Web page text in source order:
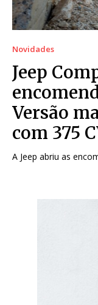
Novidades
Jeep
Versão
com 375
A Jeep abriu as